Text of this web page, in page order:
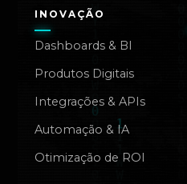
INOVAÇÃO
Dashboards & BI
Produtos Digitais
Integrações & APIs
Automação & IA
Otimização de ROI